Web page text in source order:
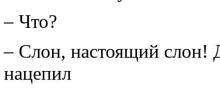
– Что?
– Слон, настоящий слон!
нацепил